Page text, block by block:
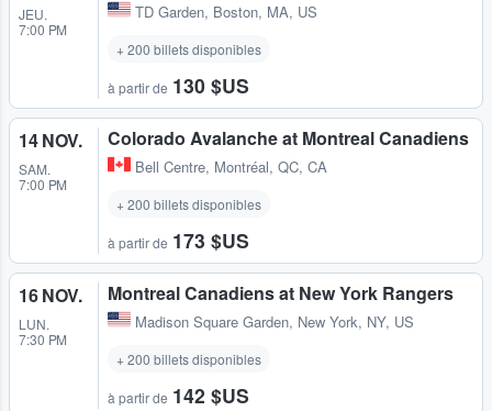
JEU.
7:00 PM
TD Garden, Boston, MA, US
+ 200 billets disponibles
à partir de 130 $US
14 NOV.
SAM.
7:00 PM
Colorado Avalanche at Montreal Canadiens
Bell Centre, Montréal, QC, CA
+ 200 billets disponibles
à partir de 173 $US
16 NOV.
LUN.
7:30 PM
Montreal Canadiens at New York Rangers
Madison Square Garden, New York, NY, US
+ 200 billets disponibles
à partir de 142 $US